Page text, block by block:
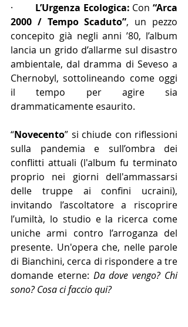
· L’Urgenza Ecologica: Con “Arca
2000 / Tempo Scaduto”, un pezzo
concepito già negli anni ’80, l’album
lancia un grido d’allarme sul disastro
ambientale, dal dramma di Seveso a
Chernobyl, sottolineando come oggi
il tempo per agire sia
drammaticamente esaurito.
“Novecento” si chiude con riflessioni
sulla pandemia e sull’ombra dei
conflitti attuali (l'album fu terminato
proprio nei giorni dell'ammassarsi
delle truppe ai confini ucraini),
invitando l’ascoltatore a riscoprire
l’umiltà, lo studio e la ricerca come
uniche armi contro l’arroganza del
presente. Un'opera che, nelle parole
di Bianchini, cerca di rispondere a tre
domande eterne: Da dove vengo? Chi
sono? Cosa ci faccio qui?